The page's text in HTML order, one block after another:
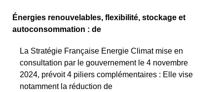
Énergies renouvelables, flexibilité, stockage et
autoconsommation : de
La Stratégie Française Energie Climat mise en
consultation par le gouvernement le 4 novembre
2024, prévoit 4 piliers complémentaires : Elle vise
notamment la réduction de